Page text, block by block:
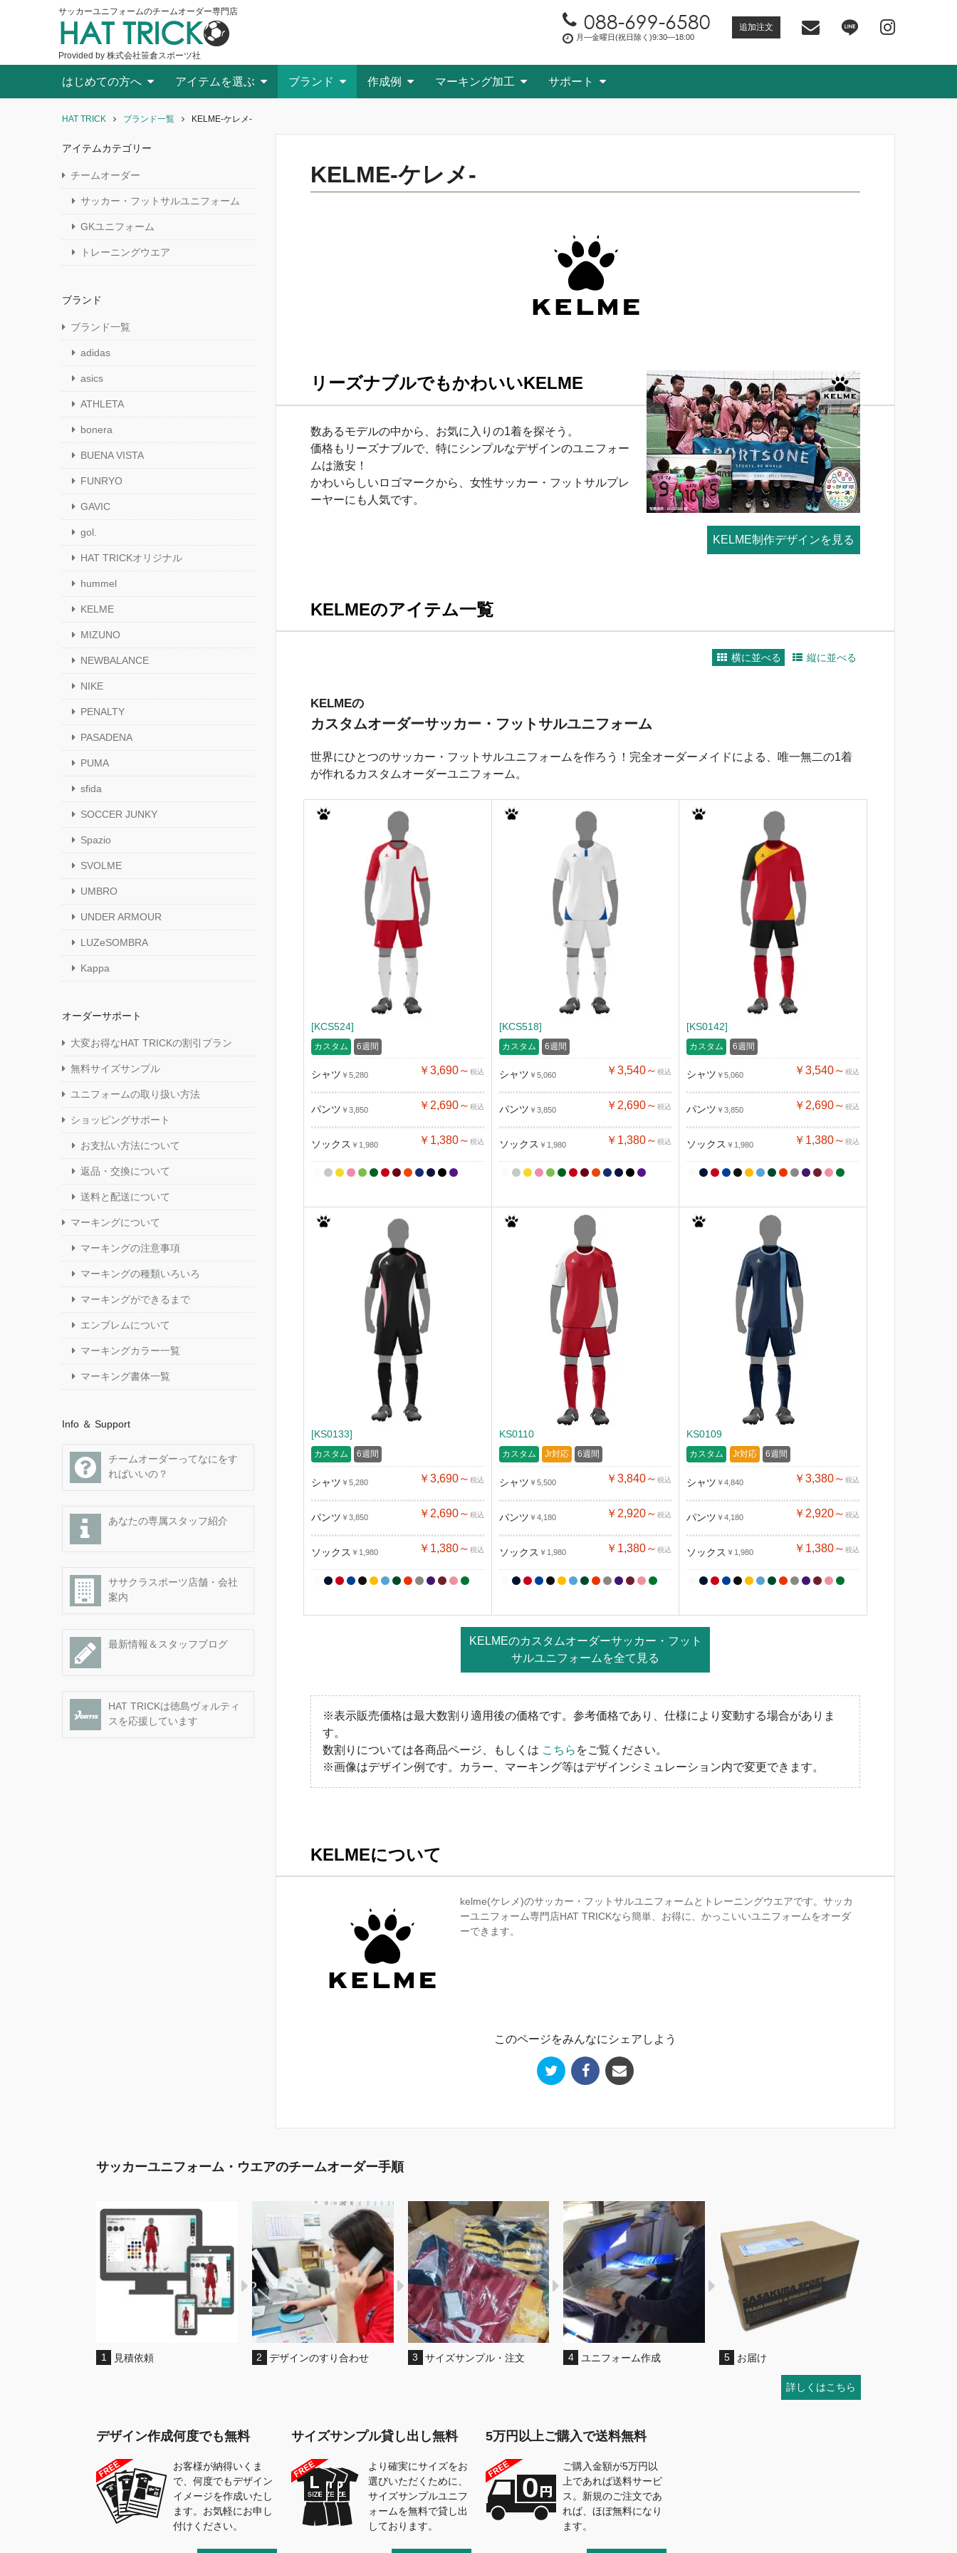
サッカーユニフォームのチームオーダー専門店
HAT TRICK
Provided by 株式会社笹倉スポーツ社
088-699-6580
月―金曜日(祝日除く)9:30―18:00
追加注文
はじめての方へ アイテムを選ぶ ブランド 作成例 マーキング加工 サポート
HAT TRICK ブランド一覧 KELME-ケレメ-
KELME-ケレメ-
リーズナブルでもかわいいKELME
数あるモデルの中から、お気に入りの1着を探そう。
価格もリーズナブルで、特にシンプルなデザインのユニフォー
ムは激安！
かわいらしいロゴマークから、女性サッカー・フットサルプレ
ーヤーにも人気です。
KELME制作デザインを見る
KELMEのアイテム一覧
横に並べる 縦に並べる
KELMEの
カスタムオーダーサッカー・フットサルユニフォーム
世界にひとつのサッカー・フットサルユニフォームを作ろう！完全オーダーメイドによる、唯一無二の1着
が作れるカスタムオーダーユニフォーム。
[KCS524]
カスタム 6週間
シャツ ￥5,280 ￥3,690～ 税込
パンツ ￥3,850 ￥2,690～ 税込
ソックス ￥1,980 ￥1,380～ 税込
[KCS518]
カスタム 6週間
シャツ ￥5,060 ￥3,540～税込
パンツ ￥3,850 ￥2,690～税込
ソックス ￥1,980 ￥1,380～税込
[KS0142]
カスタム 6週間
シャツ ￥5,060 ￥3,540～ 税込
パンツ ￥3,850 ￥2,690～ 税込
ソックス ￥1,980 ￥1,380～ 税込
[KS0133]
カスタム 6週間
シャツ ￥5,280 ￥3,690～ 税込
パンツ ￥3,850 ￥2,690～ 税込
ソックス ￥1,980 ￥1,380～ 税込
KS0110
カスタム Jr対応 6週間
シャツ ￥5,500 ￥3,840～税込
パンツ ￥4,180 ￥2,920～税込
ソックス ￥1,980 ￥1,380～税込
KS0109
カスタム Jr対応 6週間
シャツ ￥4,840 ￥3,380～ 税込
パンツ ￥4,180 ￥2,920～ 税込
ソックス ￥1,980 ￥1,380～ 税込
KELMEのカスタムオーダーサッカー・フット
サルユニフォームを全て見る
※表示販売価格は最大数割り適用後の価格です。参考価格であり、仕様により変動する場合がありま
す。
数割りについては各商品ページ、もしくは こちら をご覧ください。
※画像はデザイン例です。カラー、マーキング等はデザインシミュレーション内で変更できます。
KELMEについて
kelme(ケレメ)のサッカー・フットサルユニフォームとトレーニングウエアです。サッカ
ーユニフォーム専門店HAT TRICKなら簡単、お得に、かっこいいユニフォームをオーダ
ーできます。
このページをみんなにシェアしよう
アイテムカテゴリー
チームオーダー
サッカー・フットサルユニフォーム
GKユニフォーム
トレーニングウエア
ブランド
ブランド一覧
adidas
asics
ATHLETA
bonera
BUENA VISTA
FUNRYO
GAVIC
gol.
HAT TRICKオリジナル
hummel
KELME
MIZUNO
NEWBALANCE
NIKE
PENALTY
PASADENA
PUMA
sfida
SOCCER JUNKY
Spazio
SVOLME
UMBRO
UNDER ARMOUR
LUZeSOMBRA
Kappa
オーダーサポート
大変お得なHAT TRICKの割引プラン
無料サイズサンプル
ユニフォームの取り扱い方法
ショッピングサポート
お支払い方法について
返品・交換について
送料と配送について
マーキングについて
マーキングの注意事項
マーキングの種類いろいろ
マーキングができるまで
エンブレムについて
マーキングカラー一覧
マーキング書体一覧
Info ＆ Support
チームオーダーってなにをす
ればいいの？
あなたの専属スタッフ紹介
ササクラスポーツ店舗・会社
案内
最新情報＆スタッフブログ
HAT TRICKは徳島ヴォルティ
スを応援しています
サッカーユニフォーム・ウエアのチームオーダー手順
1 見積依頼 2 デザインのすり合わせ 3 サイズサンプル・注文 4 ユニフォーム作成 5 お届け
詳しくはこちら
デザイン作成何度でも無料
お客様が納得いくま
で、何度でもデザイン
イメージを作成いたし
ます。お気軽にお申し
付けください。
サイズサンプル貸し出し無料
より確実にサイズをお
選びいただくために、
サイズサンプルユニフ
ォームを無料で貸し出
しております。
5万円以上ご購入で送料無料
ご購入金額が5万円以
上であれば送料サービ
ス。新規のご注文であ
れば、ほぼ無料になり
ます。